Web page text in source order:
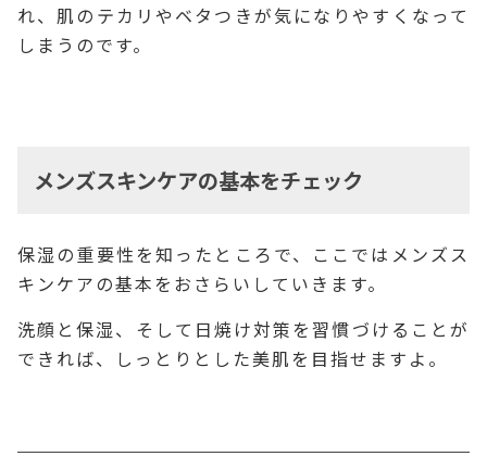
れ、肌のテカリやベタつきが気になりやすくなって
しまうのです。
メンズスキンケアの基本をチェック
保湿の重要性を知ったところで、ここではメンズス
キンケアの基本をおさらいしていきます。
洗顔と保湿、そして日焼け対策を習慣づけることが
できれば、しっとりとした美肌を目指せますよ。